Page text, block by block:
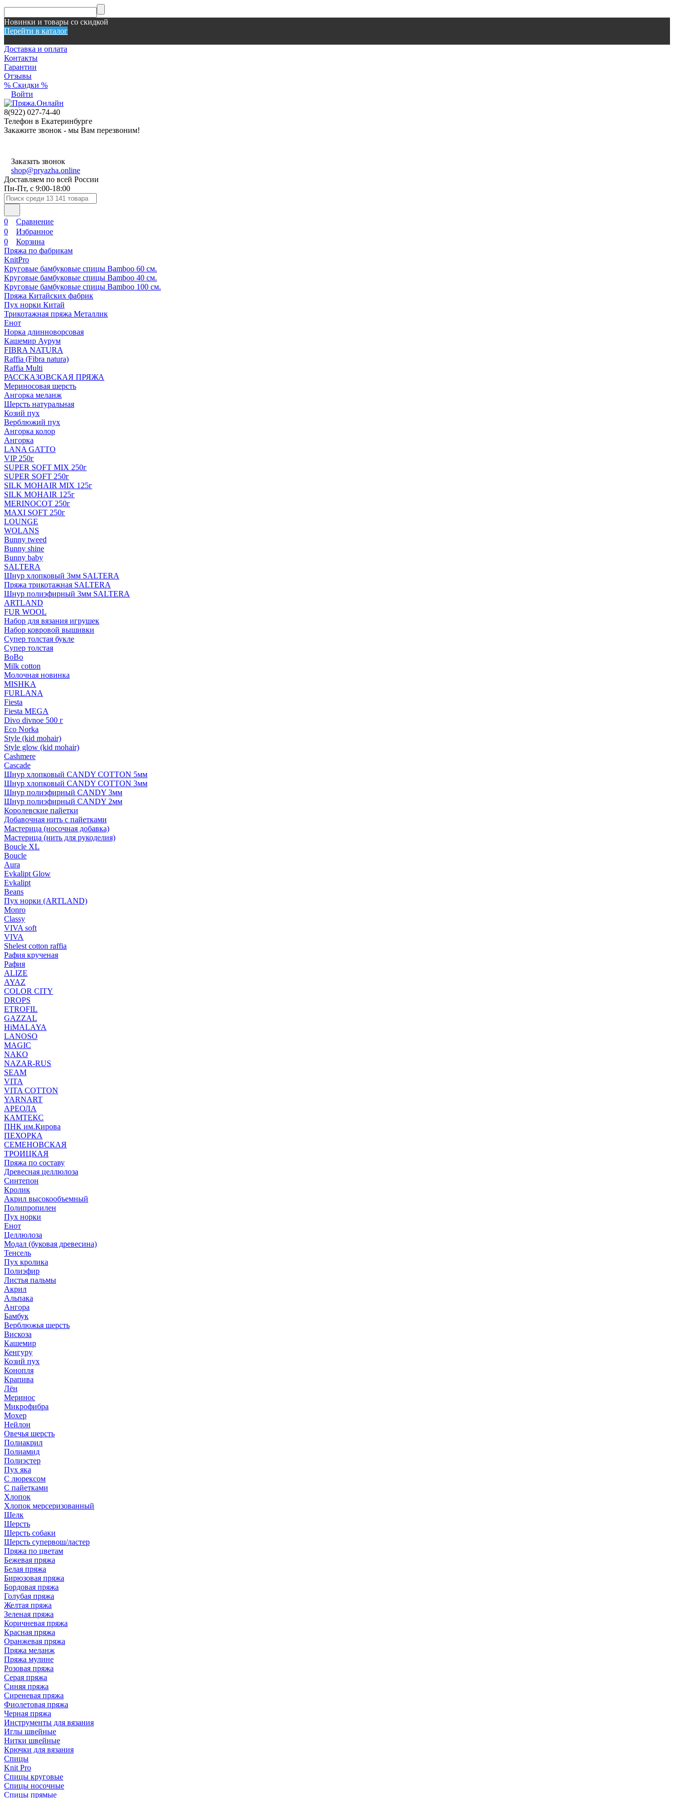
Новинки и товары со скидкой
Перейти в каталог
Доставка и оплата
Контакты
Гарантии
Отзывы
% Скидки %
Войти
8(922) 027-74-40
Телефон в Екатеринбурге
Закажите звонок - мы Вам перезвоним!
Заказать звонок
shop@pryazha.online
Доставляем по всей России
Пн-Пт, с 9:00-18:00
0
Сравнение
0
Избранное
0
Корзина
Пряжа по фабрикам
KnitPro
Круговые бамбуковые спицы Bamboo 60 см.
Круговые бамбуковые спицы Bamboo 40 см.
Круговые бамбуковые спицы Bamboo 100 см.
Пряжа Китайских фабрик
Пух норки Китай
Трикотажная пряжа Металлик
Енот
Норка длинноворсовая
Кашемир Аурум
FIBRA NATURA
Raffia (Fibra natura)
Raffia Multi
РАССКАЗОВСКАЯ ПРЯЖА
Мериносовая шерсть
Ангорка меланж
Шерсть натуральная
Козий пух
Верблюжий пух
Ангорка колор
Ангорка
LANA GATTO
VIP 250г
SUPER SOFT MIX 250г
SUPER SOFT 250г
SILK MOHAIR MIX 125г
SILK MOHAIR 125г
MERINOCOT 250г
MAXI SOFT 250г
LOUNGE
WOLANS
Bunny tweed
Bunny shine
Bunny baby
SALTERA
Шнур хлопковый 3мм SALTERA
Пряжа трикотажная SALTERA
Шнур полиэфирный 3мм SALTERA
ARTLAND
FUR WOOL
Набор для вязания игрушек
Набор ковровой вышивки
Супер толстая букле
Супер толстая
BoBo
Milk cotton
Молочная новинка
MISHKA
FURLANA
Fiesta
Fiesta MEGA
Divo divnoe 500 г
Eco Norka
Style (kid mohair)
Style glow (kid mohair)
Cashmere
Cascade
Шнур хлопковый CANDY COTTON 5мм
Шнур хлопковый CANDY COTTON 3мм
Шнур полиэфирный CANDY 3мм
Шнур полиэфирный CANDY 2мм
Королевские пайетки
Добавочная нить с пайетками
Мастерица (носочная добавка)
Мастерица (нить для рукоделия)
Boucle XL
Boucle
Aura
Evkalipt Glow
Evkalipt
Beans
Пух норки (ARTLAND)
Monro
Classy
VIVA soft
VIVA
Shelest cotton raffia
Рафия крученая
Рафия
ALIZE
AYAZ
COLOR CITY
DROPS
ETROFIL
GAZZAL
HiMALAYA
LANOSO
MAGIC
NAKO
NAZAR-RUS
SEAM
VITA
VITA COTTON
YARNART
АРЕОЛА
КАМТЕКС
ПНК им.Кирова
ПЕХОРКА
СЕМЕНОВСКАЯ
ТРОИЦКАЯ
Пряжа по составу
Древесная целлюлоза
Синтепон
Кролик
Акрил высокообъемный
Полипропилен
Пух норки
Енот
Целлюлоза
Модал (буковая древесина)
Тенсель
Пух кролика
Полиэфир
Листья пальмы
Акрил
Альпака
Ангора
Бамбук
Верблюжья шерсть
Вискоза
Кашемир
Кенгуру
Козий пух
Конопля
Крапива
Лён
Меринос
Микрофибра
Мохер
Нейлон
Овечья шерсть
Полиакрил
Полиамид
Полиэстер
Пух яка
С люрексом
С пайетками
Хлопок
Хлопок мерсеризованный
Шелк
Шерсть
Шерсть собаки
Шерсть супервош/ластер
Пряжа по цветам
Бежевая пряжа
Белая пряжа
Бирюзовая пряжа
Бордовая пряжа
Голубая пряжа
Желтая пряжа
Зеленая пряжа
Коричневая пряжа
Красная пряжа
Оранжевая пряжа
Пряжа меланж
Пряжа мулине
Розовая пряжа
Серая пряжа
Синяя пряжа
Сиреневая пряжа
Фиолетовая пряжа
Черная пряжа
Инструменты для вязания
Иглы швейные
Нитки швейные
Крючки для вязания
Спицы
Knit Pro
Спицы круговые
Спицы носочные
Спицы прямые